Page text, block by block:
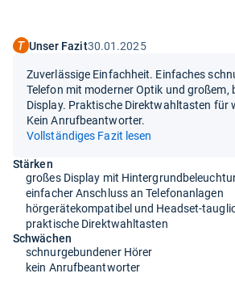
Unser Fazit30.01.2025
Zuverlässige Einfachheit. Einfaches
Telefon mit moderner Optik und großem,
Display. Praktische Direktwahltasten für
Kein Anrufbeantworter.
Vollständiges Fazit lesen
Stärken
großes Display mit
einfacher Anschluss an Telefonanlagen
hörgerätekompatibel und Headset-
praktische Direktwahltasten
Schwächen
schnurgebundener Hörer
kein Anrufbeantworter